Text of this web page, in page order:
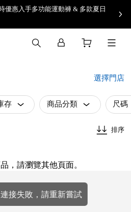
優惠入手多功能運動褲 & 多款夏日
選擇門店
存 商品分類 尺碼
排序
，請瀏覽其他頁面。
接失敗，請重新嘗試